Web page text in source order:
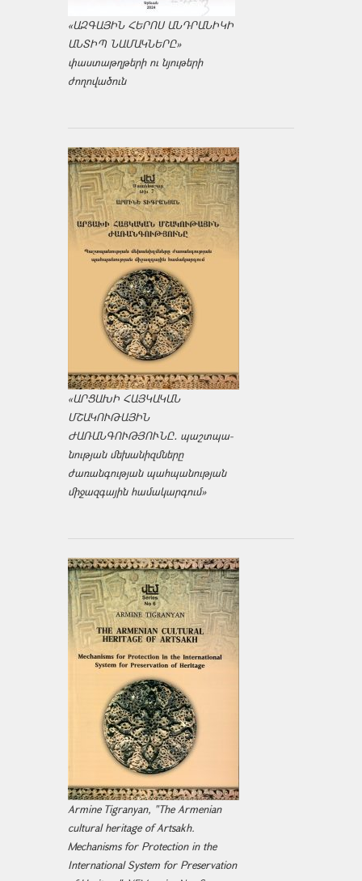
«ԱԶԳԱՅԻՆ ՀԵՐՈՍ ԱՆԴՐԱՆԻԿԻ
ԱՆՏԻՊ ՆԱՄԱԿՆԵՐԸ»
փաստաթղթերի ու նյութերի
ժողովածուն
«ԱՐՑԱԽԻ ՀԱՅԿԱԿԱՆ
ՄՇԱԿՈՒԹԱՅԻՆ
ԺԱՌԱՆԳՈՒԹՅՈՒՆԸ․ պաշտպա­
նության մեխանիզմները
ժառանգության պահպանության
միջազ­գային համակարգում»
Armine Tigranyan, "The Armenian
cultural heritage of Artsakh.
Mechanisms for Protection in the
International System for Preservation